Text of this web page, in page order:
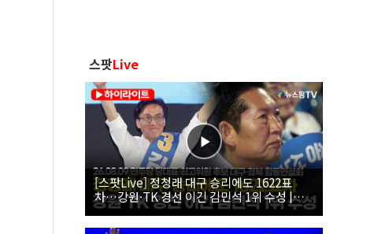
스팟Live
[스팟Live] 정청래 대구 승리에도 1622표
차…강원·TK 경선 이긴 김민석 1위 수성 |
26.08.09 더불어민주당 당대표·최고위원 후
보 대구·경북 합동연설회